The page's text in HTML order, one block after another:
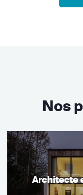
Nos
Architecte